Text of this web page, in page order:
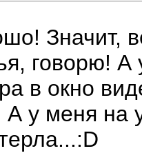
Значит,
говорю!
в окно
у меня на